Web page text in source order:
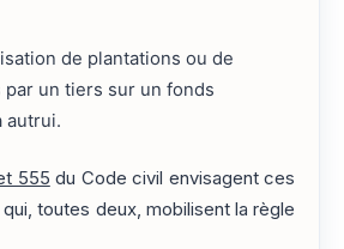
de plantations ou de
un tiers sur un fonds
autrui.
555 du Code civil envisagent ces
toutes deux, mobilisent la règle